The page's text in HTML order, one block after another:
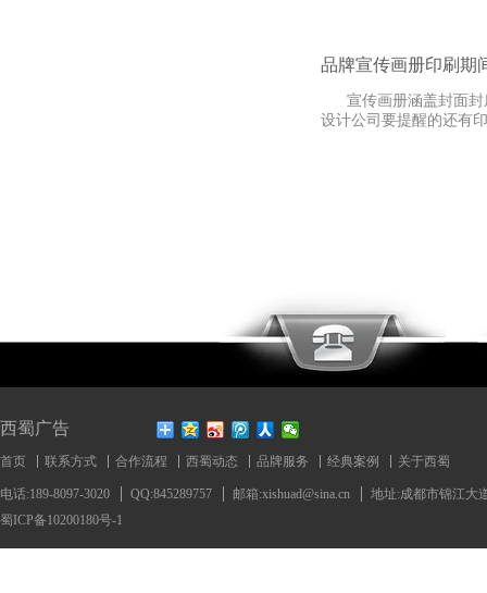
品牌宣传画册印刷期
宣传画册涵盖封面封
设计公司要提醒的还有
西蜀广告
首页 联系方式 合作流程 西蜀动态 品牌服务 经典案例 关于西蜀
电话:189-8097-3020 QQ:845289757 邮箱:xishuad@sina.cn
地址:成都市锦江大
蜀ICP备10200180号-1